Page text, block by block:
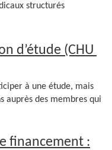
structurés
d’étude (CHU
à une étude, mais
auprès des membres qui
financement :